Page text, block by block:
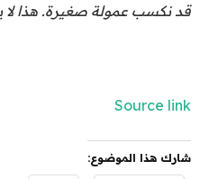
قد نكسب عمولة صغيرة. هذا لا
Source link
شارك هذا الموضوع: